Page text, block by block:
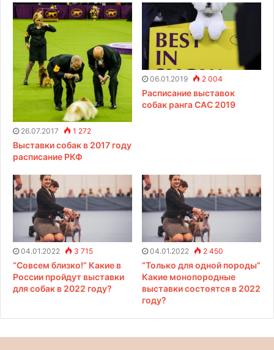
л
о
ч
т
у
26.07.2017 1 272
Выставки собак в 2017 году
расписание РКФ
06.01.2019 2 004
Расписание выставок
собак ранга CAC 2019
04.01.2022 3 715
“Совсем близко!” Какие в
России пройдут выставки
для собак в 2022 году?
04.01.2022 2 450
“Только для одной породы”
Какие монопородные
выставки состоятся в 2022
году?